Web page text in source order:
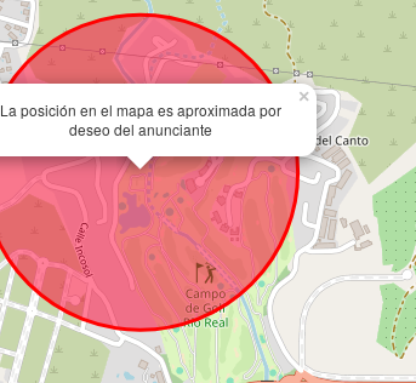
La posición en el mapa es aproximada por
deseo del anunciante
×